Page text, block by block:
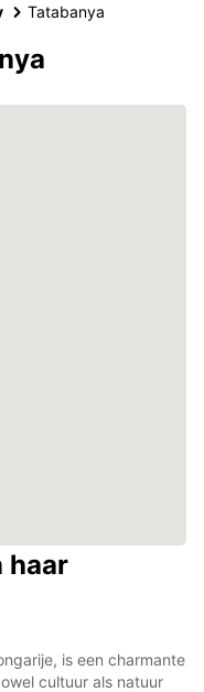
Tatabanya
haar
is een charmante
cultuur als natuur